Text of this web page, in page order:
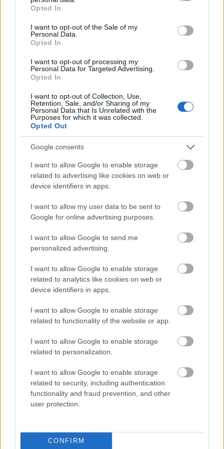
grant or deny consent to Google and its third-party tags to
use your data for below specified purposes in below Google
consent section.
Opted In
I want to opt-out of the Sale of my
Personal Data.
Opted In
I want to opt-out of processing my
Personal Data for Targeted Advertising.
Opted In
I want to opt-out of Collection, Use,
Retention, Sale, and/or Sharing of my
Personal Data that Is Unrelated with the
Purposes for which it was collected.
Opted Out
Google consents
I want to allow Google to enable storage
related to advertising like cookies on web or
device identifiers in apps.
I want to allow my user data to be sent to
Google for online advertising purposes.
I want to allow Google to send me
personalized advertising.
I want to allow Google to enable storage
related to analytics like cookies on web or
device identifiers in apps.
I want to allow Google to enable storage
related to functionality of the website or app.
I want to allow Google to enable storage
related to personalization.
I want to allow Google to enable storage
related to security, including authentication
functionality and fraud prevention, and other
user protection.
CONFIRM
ezzel alaposan megrázta a filmipart, mivel a
Farkasokkal táncoló óta nem volt ekkora
western kasszasiker Hollywoodban.
Nem véletlen tehát, hogy az idei nyáron is
dörögnek a coltok: a Cowboyok és űrlények
Daniel Craiggel és Harrison Forddal a szezon
egyik nagy várakozással övezett produkciója.
A cím kissé megtévesztő: John Favreau
színtiszta akciófilmben gondolkodott,
rendezésében halálosan komolyan dörögnek
a hatlövetű pisztolyok, szó sincs humorról.
Harrison Ford "magával ragadó" élményként
beszélt a filmről. Mint mesélte: vérbeli
cowboy-filmet forgattak, ami a rafinált
kívüliek megjelenése után is meg tudott
maradni westernnek.
Ron Howard, a produkció rendezője további
filmjeiben is meg akarja őrizni a westernes
vonalat, bár - ahogy ez manapság divatos -
más műfajokkal keverve. Következő filmjét
Steven King A Setét Torony című
trilógiává akarja bővíteni.
Film Johnny Depp James Bond Hollywoodi filmipar